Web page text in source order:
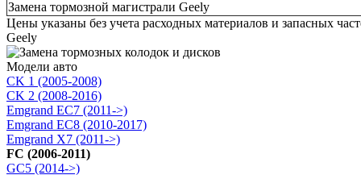
Замена тормозной магистрали Geely
Цены указаны без учета расходных материалов и запасных
Geely
Модели авто
CK 1 (2005-2008)
CK 2 (2008-2016)
Emgrand EC7 (2011->)
Emgrand EC8 (2010-2017)
Emgrand X7 (2011->)
FC (2006-2011)
GC5 (2014->)